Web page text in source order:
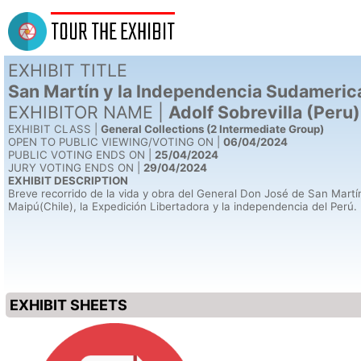
TOUR THE EXHIBIT
EXHIBIT TITLE
San Martín y la Independencia
EXHIBITOR NAME | Adolf Sobrevilla (Peru)
EXHIBIT CLASS | General Collections (2 Intermediate Group)
OPEN TO PUBLIC VIEWING/VOTING ON | 06/04/2024
PUBLIC VOTING ENDS ON | 25/04/2024
JURY VOTING ENDS ON | 29/04/2024
EXHIBIT DESCRIPTION
Breve recorrido de la vida y obra del General Don José de San
Maipú(Chile), la Expedición Libertadora y la independencia del Perú.
EXHIBIT SHEETS